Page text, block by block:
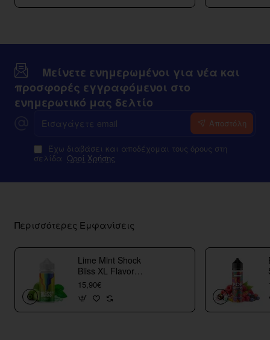
Μείνετε ενημερωμένοι για νέα και
προσφορές εγγραφόμενοι στο
ενημερωτικό μας δελτίο
email
Αποστόλη
Έχω διαβάσει και αποδέχομαι τους όρους στη
σελίδα Οροί Χρήσης
Περισσότερες Εμφανίσεις
Lime Mint Shock
Bliss XL Flavor
Shots
15,90€